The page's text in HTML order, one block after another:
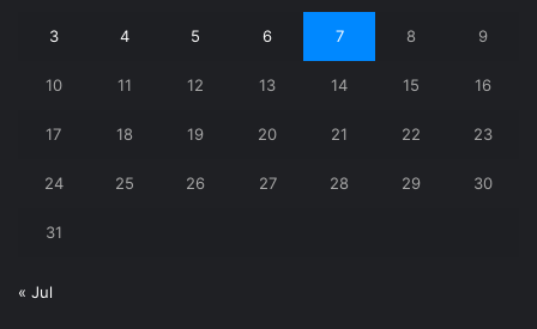
3 4 5 6 7 8 9
10 11 12 13 14 15 16
17 18 19 20 21 22 23
24 25 26 27 28 29 30
31
« Jul